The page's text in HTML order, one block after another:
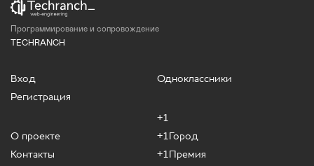
Программирование и сопровождение
TECHRANCH
Вход
Регистрация
О проекте
Контакты
Одноклассники
+1
+1Город
+1Премия